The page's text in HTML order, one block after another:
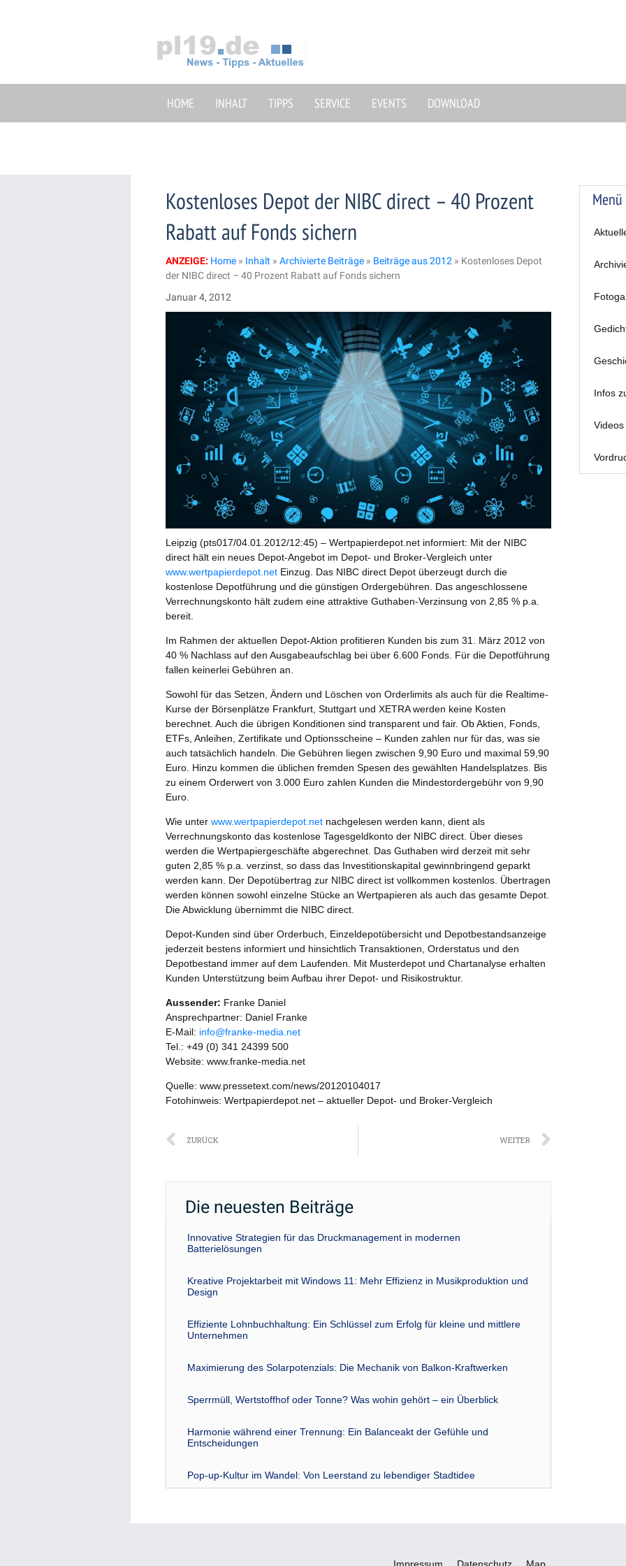
HOME INHALT TIPPS SERVICE EVENTS DOWNLOAD
Kostenloses Depot der NIBC direct – 40 Prozent
Rabatt auf Fonds sichern
ANZEIGE: Home » Inhalt » Archivierte Beiträge » Beiträge aus 2012 » Kostenloses Depot
der NIBC direct – 40 Prozent Rabatt auf Fonds sichern
Januar 4, 2012
Leipzig (pts017/04.01.2012/12:45) – Wertpapierdepot.net informiert: Mit der NIBC
direct hält ein neues Depot-Angebot im Depot- und Broker-Vergleich unter
www.wertpapierdepot.net Einzug. Das NIBC direct Depot überzeugt durch die
kostenlose Depotführung und die günstigen Ordergebühren. Das angeschlossene
Verrechnungskonto hält zudem eine attraktive Guthaben-Verzinsung von 2,85 % p.a.
bereit.
Im Rahmen der aktuellen Depot-Aktion profitieren Kunden bis zum 31. März 2012 von
40 % Nachlass auf den Ausgabeaufschlag bei über 6.600 Fonds. Für die Depotführung
fallen keinerlei Gebühren an.
Sowohl für das Setzen, Ändern und Löschen von Orderlimits als auch für die Realtime-
Kurse der Börsenplätze Frankfurt, Stuttgart und XETRA werden keine Kosten
berechnet. Auch die übrigen Konditionen sind transparent und fair. Ob Aktien, Fonds,
ETFs, Anleihen, Zertifikate und Optionsscheine – Kunden zahlen nur für das, was sie
auch tatsächlich handeln. Die Gebühren liegen zwischen 9,90 Euro und maximal 59,90
Euro. Hinzu kommen die üblichen fremden Spesen des gewählten Handelsplatzes. Bis
zu einem Orderwert von 3.000 Euro zahlen Kunden die Mindestordergebühr von 9,90
Euro.
Wie unter www.wertpapierdepot.net nachgelesen werden kann, dient als
Verrechnungskonto das kostenlose Tagesgeldkonto der NIBC direct. Über dieses
werden die Wertpapiergeschäfte abgerechnet. Das Guthaben wird derzeit mit sehr
guten 2,85 % p.a. verzinst, so dass das Investitionskapital gewinnbringend geparkt
werden kann. Der Depotübertrag zur NIBC direct ist vollkommen kostenlos. Übertragen
werden können sowohl einzelne Stücke an Wertpapieren als auch das gesamte Depot.
Die Abwicklung übernimmt die NIBC direct.
Depot-Kunden sind über Orderbuch, Einzeldepotübersicht und Depotbestandsanzeige
jederzeit bestens informiert und hinsichtlich Transaktionen, Orderstatus und den
Depotbestand immer auf dem Laufenden. Mit Musterdepot und Chartanalyse erhalten
Kunden Unterstützung beim Aufbau ihrer Depot- und Risikostruktur.
Aussender: Franke Daniel
Ansprechpartner: Daniel Franke
E-Mail: info@franke-media.net
Tel.: +49 (0) 341 24399 500
Website: www.franke-media.net
Quelle: www.pressetext.com/news/20120104017
Fotohinweis: Wertpapierdepot.net – aktueller Depot- und Broker-Vergleich
Zurück
ZURÜCK WEITER
Die neuesten Beiträge
Innovative Strategien für das Druckmanagement in modernen
Batterielösungen
Kreative Projektarbeit mit Windows 11: Mehr Effizienz in Musikproduktion und
Design
Effiziente Lohnbuchhaltung: Ein Schlüssel zum Erfolg für kleine und mittlere
Unternehmen
Maximierung des Solarpotenzials: Die Mechanik von Balkon-Kraftwerken
Sperrmüll, Wertstoffhof oder Tonne? Was wohin gehört – ein Überblick
Harmonie während einer Trennung: Ein Balanceakt der Gefühle und
Entscheidungen
Pop-up-Kultur im Wandel: Von Leerstand zu lebendiger Stadtidee
Menü
Infos